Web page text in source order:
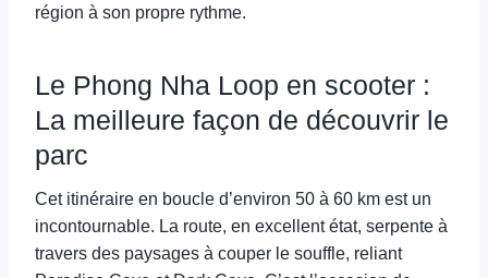
région à son propre rythme.
Le Phong Nha Loop en scooter :
La meilleure façon de découvrir le
parc
Cet itinéraire en boucle d’environ 50 à 60 km est un
incontournable. La route, en excellent état, serpente à
travers des paysages à couper le souffle, reliant